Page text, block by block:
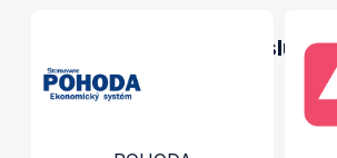
Propojené aplikace a služby